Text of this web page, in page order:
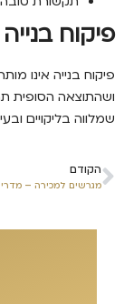
פיקוח
פיקוח בנייה אינו
ושהתוצאה הסופית
שמלווה בליקויים
הקודם
מגרשים למכירה –